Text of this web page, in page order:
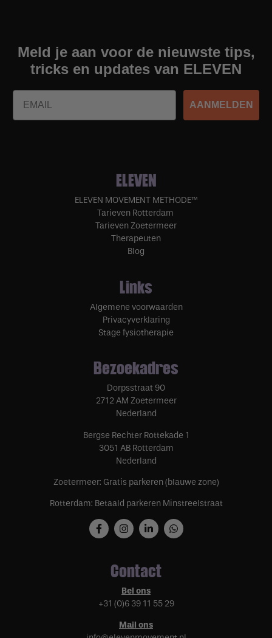
Meld je aan voor de nieuwste tips,
tricks en updates van ELEVEN
Email
AANMELDEN
ELEVEN
ELEVEN MOVEMENT METHODE™
Tarieven Rotterdam
Tarieven Zoetermeer
Therapeuten
Blog
Links
Algemene voorwaarden
Privacyverklaring
Stage fysiotherapie
Bezoekadres
Dorpsstraat 90
2712 AM Zoetermeer
Nederland
Bergse Rechter Rottekade 1
3051 AB Rotterdam
Nederland
Zoetermeer: Gratis parkeren (blauwe zone)
Rotterdam: Betaald parkeren Minstreelstraat
Contact
Bel ons
+31 (0)6 39 11 55 29
Mail ons